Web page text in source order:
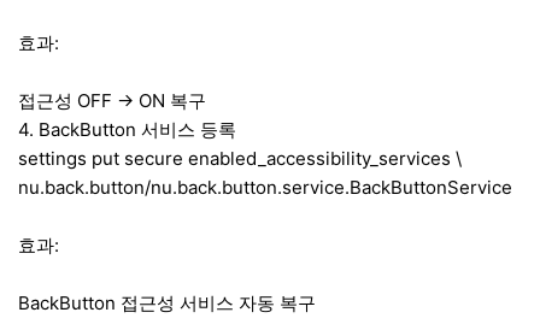
효과:
접근성 OFF → ON 복구
4. BackButton 서비스 등록
settings put secure enabled_accessibility_services \
nu.back.button/nu.back.button.service.BackButtonService
효과:
BackButton 접근성 서비스 자동 복구